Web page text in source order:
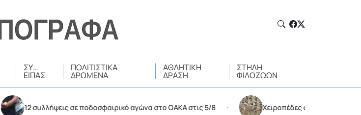
ΣΥ…
ΕΊΠΑΣ
ΠΟΛΙΤΙΣΤΙΚΆ
ΔΡΏΜΕΝΑ
ΑΘΛΗΤΙΚΉ
ΔΡΆΣΗ
ΣΤΉΛΗ
ΦΙΛΌΖΩΩΝ
12 συλλήψεις σε ποδοσφαιρικό αγώνα στο ΟΑΚΑ στις 5/8 • Χειροπέδες σε 35χρονο για